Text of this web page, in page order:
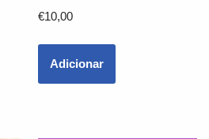
€10,00
Adicionar